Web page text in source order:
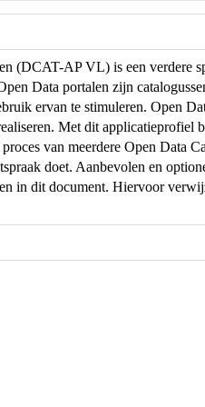
(DCAT-AP VL) is een verdere
Data portalen zijn
ervan te stimuleren. Open
Met dit applicatieprofiel
van meerdere Open Data
doet. Aanbevolen en
in dit document. Hiervoor